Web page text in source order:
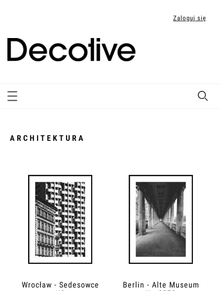
Zaloguj się
ARCHITEKTURA
Wrocław - Sedesowce
Berlin - Alte Museum